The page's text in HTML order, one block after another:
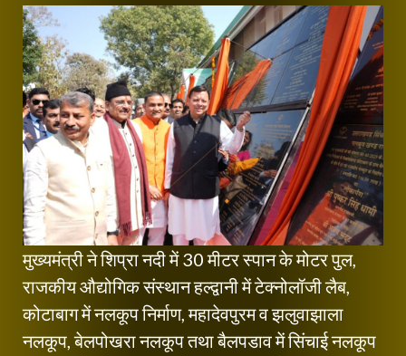
मुख्यमंत्री ने शिप्रा नदी में 30 मीटर स्पान के मोटर पुल,
राजकीय औद्योगिक संस्थान हल्द्वानी में टेक्नोलॉजी लैब,
कोटाबाग में नलकूप निर्माण, महादेवपुरम व झलुवाझाला
नलकूप, बेलपोखरा नलकूप तथा बैलपडाव में सिंचाई नलकूप